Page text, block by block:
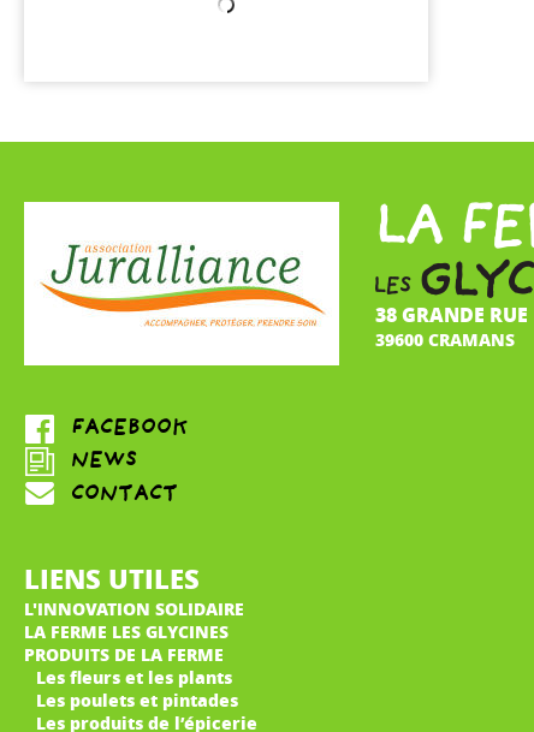
38 GRANDE RUE
39600 CRAMANS
LIENS UTILES
L'INNOVATION SOLIDAIRE
LA FERME LES GLYCINES
PRODUITS DE LA FERME
Les fleurs et les plants
Les poulets et pintades
Les produits de l’épicerie